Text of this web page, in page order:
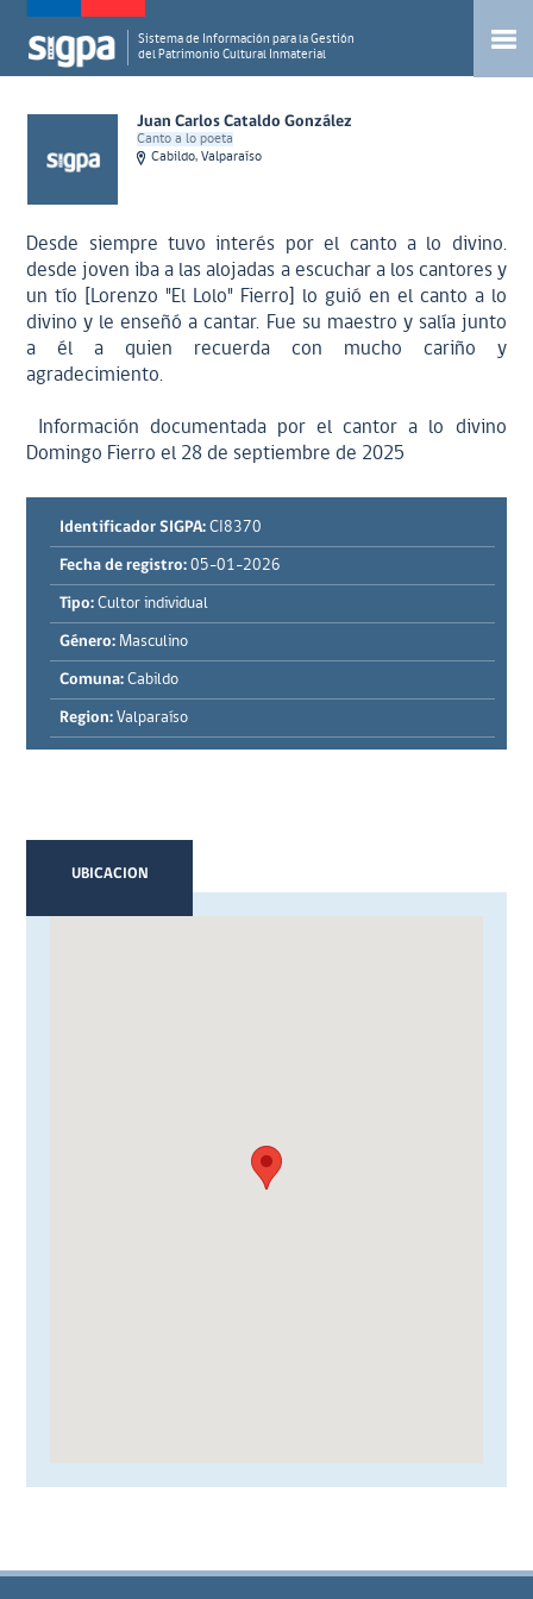
Sistema de Información para la Gestión
del Patrimonio Cultural Inmaterial
Juan Carlos Cataldo González
Canto a lo poeta
Cabildo, Valparaíso
Desde siempre tuvo interés por el canto a lo divino.
desde joven iba a las alojadas a escuchar a los cantores y
un tío [Lorenzo "El Lolo" Fierro] lo guió en el canto a lo
divino y le enseñó a cantar. Fue su maestro y salía junto
a él a quien recuerda con mucho cariño y
agradecimiento.
Información documentada por el cantor a lo divino
Domingo Fierro el 28 de septiembre de 2025
Identificador SIGPA: CI8370
Fecha de registro: 05-01-2026
Tipo: Cultor individual
Género: Masculino
Comuna: Cabildo
Region: Valparaíso
UBICACION